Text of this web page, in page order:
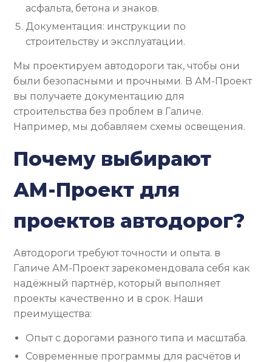
асфальта, бетона и знаков.
Документация: инструкции по
строительству и эксплуатации.
Мы проектируем автодороги так, чтобы они
были безопасными и прочными. В АМ-Проект
вы получаете документацию для
строительства без проблем в Галиче.
Например, мы добавляем схемы освещения.
Почему выбирают
АМ-Проект для
проектов автодорог?
Автодороги требуют точности и опыта. в
Галиче АМ-Проект зарекомендовала себя как
надёжный партнёр, который выполняет
проекты качественно и в срок. Наши
преимущества:
Опыт с дорогами разного типа и масштаба.
Современные программы для расчётов и